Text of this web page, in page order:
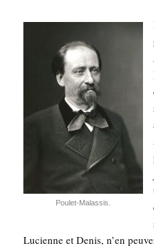
Pou­let-Malas­sis.
Lucienne et Denis, n’en